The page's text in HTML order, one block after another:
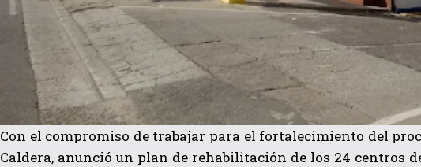
Con el compromiso de trabajar para el fortalecimiento del
Caldera, anunció un plan de rehabilitación de los 24 centros